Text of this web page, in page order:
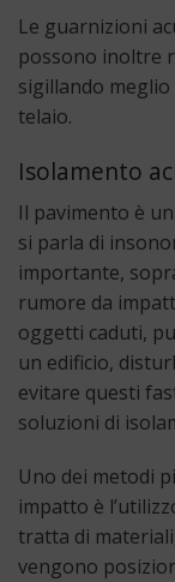
Le guarnizioni
possono inoltre
sigillando
telaio.
Isolamento
Il pavimento è
si parla di
importante,
rumore da
oggetti caduti,
un edificio,
evitare questi
soluzioni di
Uno dei metodi
impatto è
tratta di
vengono